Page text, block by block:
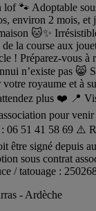
lof 🐾 Adoptable
environ 2 mois, et
🐱✨
la course aux
! Préparez-vous
n’existe pas 😸
votre royaume et à
plus ❤️ 📍
pour
: 06 51 41 58 69 ⚠️
être signé depuis
sous contrat
/ tatouage :
- Ardèche